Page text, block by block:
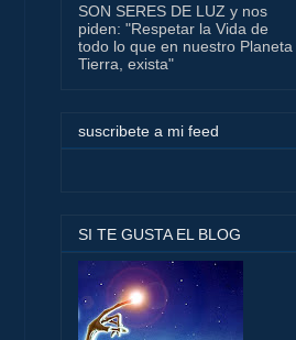
SON SERES DE LUZ y nos
piden: "Respetar la Vida de
todo lo que en nuestro Planeta
Tierra, exista"
suscribete a mi feed
SI TE GUSTA EL BLOG